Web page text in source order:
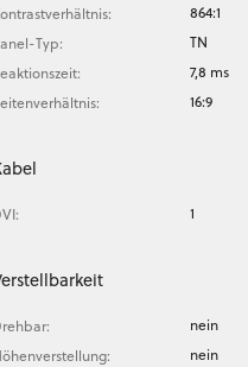
864:1
Typ:
TN
7,8 ms
16:9
1
nein
nein